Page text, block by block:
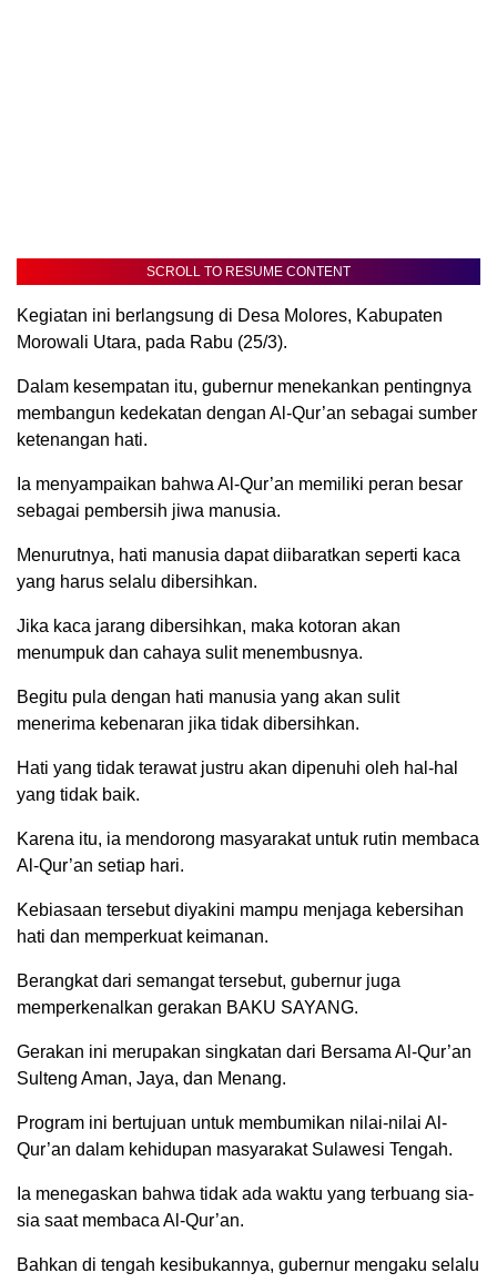
SCROLL TO RESUME CONTENT
Kegiatan ini berlangsung di Desa Molores, Kabupaten
Morowali Utara, pada Rabu (25/3).
Dalam kesempatan itu, gubernur menekankan pentingnya
membangun kedekatan dengan Al-Qur’an sebagai sumber
ketenangan hati.
Ia menyampaikan bahwa Al-Qur’an memiliki peran besar
sebagai pembersih jiwa manusia.
Menurutnya, hati manusia dapat diibaratkan seperti kaca
yang harus selalu dibersihkan.
Jika kaca jarang dibersihkan, maka kotoran akan
menumpuk dan cahaya sulit menembusnya.
Begitu pula dengan hati manusia yang akan sulit
menerima kebenaran jika tidak dibersihkan.
Hati yang tidak terawat justru akan dipenuhi oleh hal-hal
yang tidak baik.
Karena itu, ia mendorong masyarakat untuk rutin membaca
Al-Qur’an setiap hari.
Kebiasaan tersebut diyakini mampu menjaga kebersihan
hati dan memperkuat keimanan.
Berangkat dari semangat tersebut, gubernur juga
memperkenalkan gerakan BAKU SAYANG.
Gerakan ini merupakan singkatan dari Bersama Al-Qur’an
Sulteng Aman, Jaya, dan Menang.
Program ini bertujuan untuk membumikan nilai-nilai Al-
Qur’an dalam kehidupan masyarakat Sulawesi Tengah.
Ia menegaskan bahwa tidak ada waktu yang terbuang sia-
sia saat membaca Al-Qur’an.
Bahkan di tengah kesibukannya, gubernur mengaku selalu